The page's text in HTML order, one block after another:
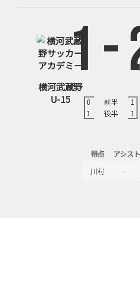
横河武蔵野
U-15
1 -
0 前半
1
1
後半 1
得点
アシスト
川村
-